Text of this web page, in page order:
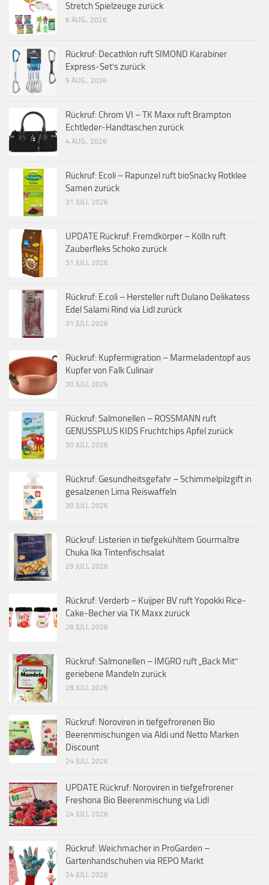
Stretch Spielzeuge zurück
6 AUG., 2026
Rückruf: Decathlon ruft SIMOND Karabiner
Express-Set’s zurück
5 AUG., 2026
Rückruf: Chrom VI – TK Maxx ruft Brampton
Echtleder-Handtaschen zurück
4 AUG., 2026
Rückruf: Ecoli – Rapunzel ruft bioSnacky Rotklee
Samen zurück
31 JULI, 2026
UPDATE Rückruf: Fremdkörper – Kölln ruft
Zauberfleks Schoko zurück
31 JULI, 2026
Rückruf: E.coli – Hersteller ruft Dulano Delikatess
Edel Salami Rind via Lidl zurück
31 JULI, 2026
Rückruf: Kupfermigration – Marmeladentopf aus
Kupfer von Falk Culinair
30 JULI, 2026
Rückruf: Salmonellen – ROSSMANN ruft
GENUSSPLUS KIDS Fruchtchips Apfel zurück
30 JULI, 2026
Rückruf: Gesundheitsgefahr – Schimmelpilzgift in
gesalzenen Lima Reiswaffeln
30 JULI, 2026
Rückruf: Listerien in tiefgekühltem Gourmaître
Chuka Ika Tintenfischsalat
29 JULI, 2026
Rückruf: Verderb – Kuijper BV ruft Yopokki Rice-
Cake-Becher via TK Maxx zurück
28 JULI, 2026
Rückruf: Salmonellen – IMGRO ruft „Back Mit“
geriebene Mandeln zurück
28 JULI, 2026
Rückruf: Noroviren in tiefgefrorenen Bio
Beerenmischungen via Aldi und Netto Marken
Discount
24 JULI, 2026
UPDATE Rückruf: Noroviren in tiefgefrorener
Freshona Bio Beerenmischung via Lidl
24 JULI, 2026
Rückruf: Weichmacher in ProGarden –
Gartenhandschuhen via REPO Markt
24 JULI, 2026